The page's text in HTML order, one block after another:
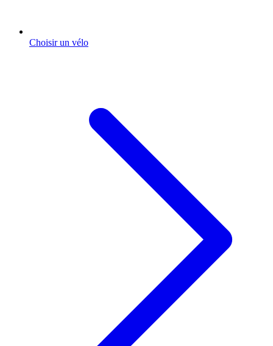
Choisir un vélo